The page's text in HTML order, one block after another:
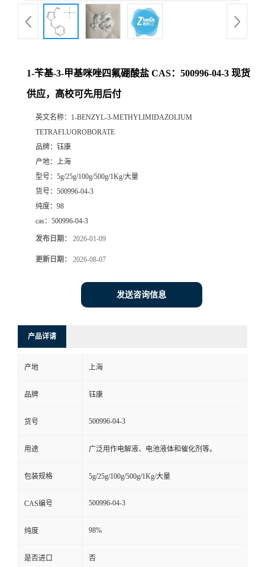
1-苄基-3-甲基咪唑四氟硼酸盐 CAS：500996-04-3 现货
供应，高校可先用后付
英文名称： 1-BENZYL-3-METHYLIMIDAZOLIUM
TETRAFLUOROBORATE
品牌： 钰康
产地： 上海
型号： 5g/25g/100g/500g/1Kg/大量
货号： 500996-04-3
纯度： 98
cas： 500996-04-3
发布日期： 2026-01-09
更新日期： 2026-08-07
发送咨询信息
产品详请
产地 上海
品牌 钰康
货号 500996-04-3
用途 广泛用作电解液、电池液体和催化剂等。
包装规格 5g/25g/100g/500g/1Kg/大量
CAS编号 500996-04-3
纯度 98%
是否进口 否